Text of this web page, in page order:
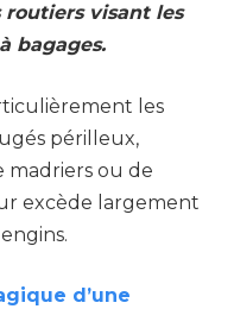
visant les
bagages.
les
périlleux,
madriers ou de
excède largement
d’une